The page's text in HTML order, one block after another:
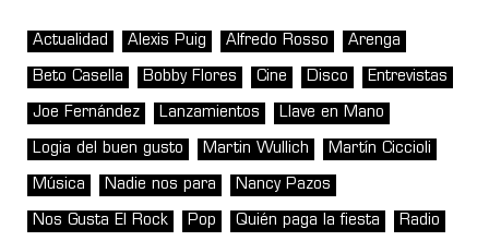
Actualidad Alexis Puig Alfredo Rosso Arenga
Beto Casella Bobby Flores Cine Disco Entrevistas
Joe Fernández Lanzamientos Llave en Mano
Logia del buen gusto Martin Wullich Martín Ciccioli
Música Nadie nos para Nancy Pazos
Nos Gusta El Rock Pop Quién paga la fiesta Radio